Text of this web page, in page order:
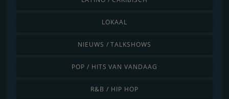
LOKAAL
NIEUWS / TALKSHOWS
POP / HITS VAN VANDAAG
R&B / HIP HOP